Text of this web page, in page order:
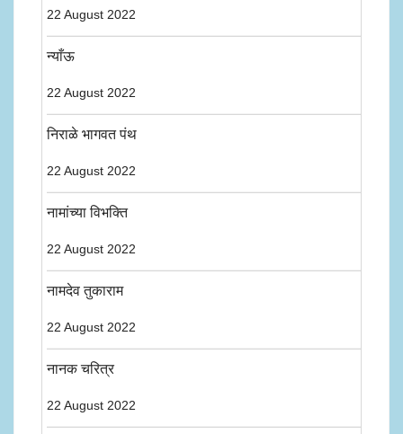
22 August 2022
न्याँऊ
22 August 2022
निराळे भागवत पंथ
22 August 2022
नामांच्या विभक्ति
22 August 2022
नामदेव तुकाराम
22 August 2022
नानक चरित्र
22 August 2022